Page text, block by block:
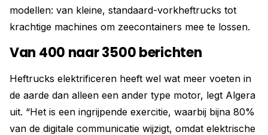
modellen: van kleine, standaard-vorkheftrucks tot
krachtige machines om zeecontainers mee te lossen.
Van 400 naar 3500 berichten
Heftrucks elektrificeren heeft wel wat meer voeten in
de aarde dan alleen een ander type motor, legt Algera
uit. “Het is een ingrijpende exercitie, waarbij bijna 80%
van de digitale communicatie wijzigt, omdat elektrische